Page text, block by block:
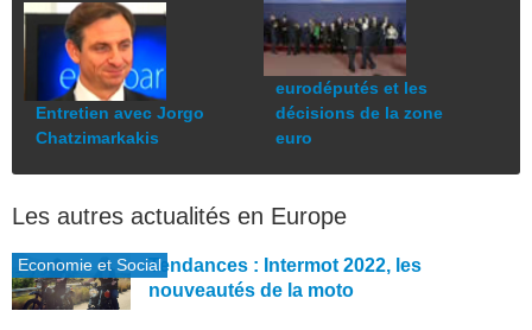
Entretien avec Jorgo
Chatzimarkakis
eurodéputés et les
décisions de la zone
euro
Les autres actualités en Europe
Economie et SocialTendances : Intermot 2022, les
nouveautés de la moto